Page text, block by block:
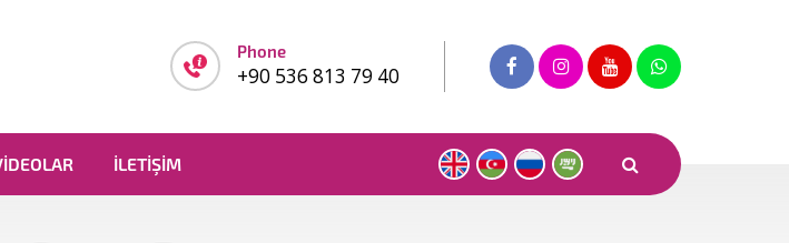
Phone
+90 536 813 79 40
İLETIŞIM